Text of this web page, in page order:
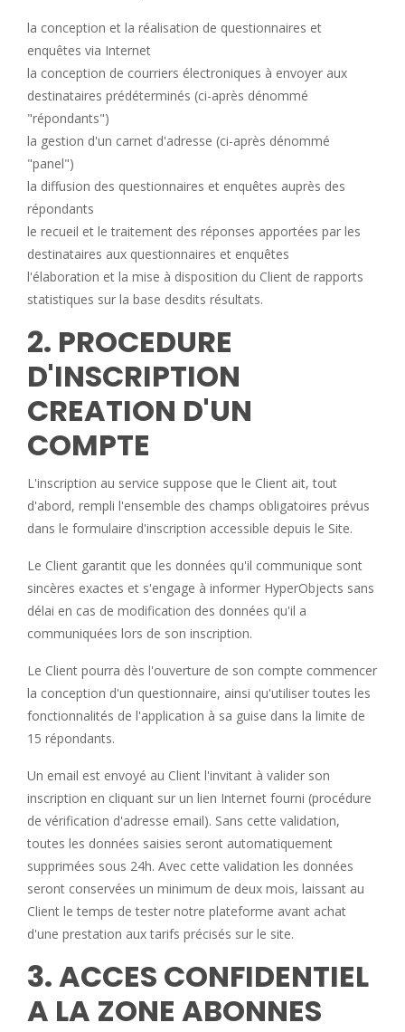
la conception et la réalisation de questionnaires et
enquêtes via Internet
la conception de courriers électroniques à envoyer aux
destinataires prédéterminés (ci-après dénommé
"répondants")
la gestion d'un carnet d'adresse (ci-après dénommé
"panel")
la diffusion des questionnaires et enquêtes auprès des
répondants
le recueil et le traitement des réponses apportées par les
destinataires aux questionnaires et enquêtes
l'élaboration et la mise à disposition du Client de rapports
statistiques sur la base desdits résultats.
2. PROCEDURE
D'INSCRIPTION
CREATION D'UN
COMPTE
L'inscription au service suppose que le Client ait, tout
d'abord, rempli l'ensemble des champs obligatoires prévus
dans le formulaire d'inscription accessible depuis le Site.
Le Client garantit que les données qu'il communique sont
sincères exactes et s'engage à informer HyperObjects sans
délai en cas de modification des données qu'il a
communiquées lors de son inscription.
Le Client pourra dès l'ouverture de son compte commencer
la conception d'un questionnaire, ainsi qu'utiliser toutes les
fonctionnalités de l'application à sa guise dans la limite de
15 répondants.
Un email est envoyé au Client l'invitant à valider son
inscription en cliquant sur un lien Internet fourni (procédure
de vérification d'adresse email). Sans cette validation,
toutes les données saisies seront automatiquement
supprimées sous 24h. Avec cette validation les données
seront conservées un minimum de deux mois, laissant au
Client le temps de tester notre plateforme avant achat
d'une prestation aux tarifs précisés sur le site.
3. ACCES CONFIDENTIEL
A LA ZONE ABONNES